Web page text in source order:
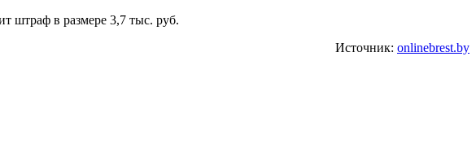
штраф в размере 3,7 тыс. руб.
Источник: onlinebrest.by